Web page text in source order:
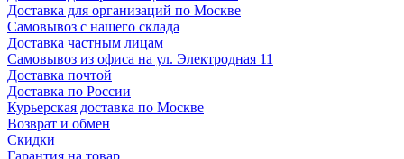
Доставка для организаций по Москве
Самовывоз с нашего склада
Доставка частным лицам
Самовывоз из офиса на ул. Электродная 11
Доставка почтой
Доставка по России
Курьерская доставка по Москве
Возврат и обмен
Скидки
Гарантия на товар